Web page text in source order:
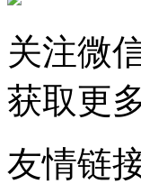
关注微
获取更
友情链